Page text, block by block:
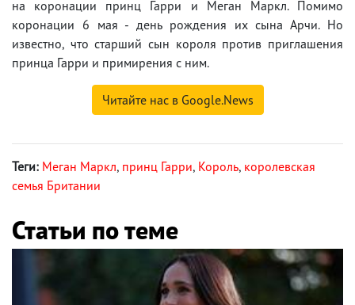
на коронации принц Гарри и Меган Маркл. Помимо
коронации 6 мая - день рождения их сына Арчи. Но
известно, что старший сын короля против приглашения
принца Гарри и примирения с ним.
Читайте нас в Google.News
Теги: Меган Маркл, принц Гарри, Король, королевская
семья Британии
Статьи по теме